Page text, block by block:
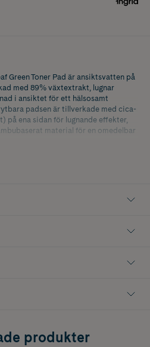
Green Toner Pad är ansiktsvatten på
med 89% växtextrakt, lugnar
i ansiktet för ett hälsosamt
padsen är tillverkade med cica-
på ena sidan för lugnande effekter,
material för en omedelbar
naturliga och innovativa
produkter